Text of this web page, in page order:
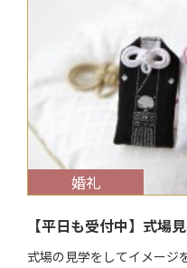
$target_date
婚礼
【平日も受付中】式場
式場の見学をしてイメー